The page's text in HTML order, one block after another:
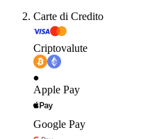
Carte di Credito
Criptovalute
Apple Pay
Google Pay